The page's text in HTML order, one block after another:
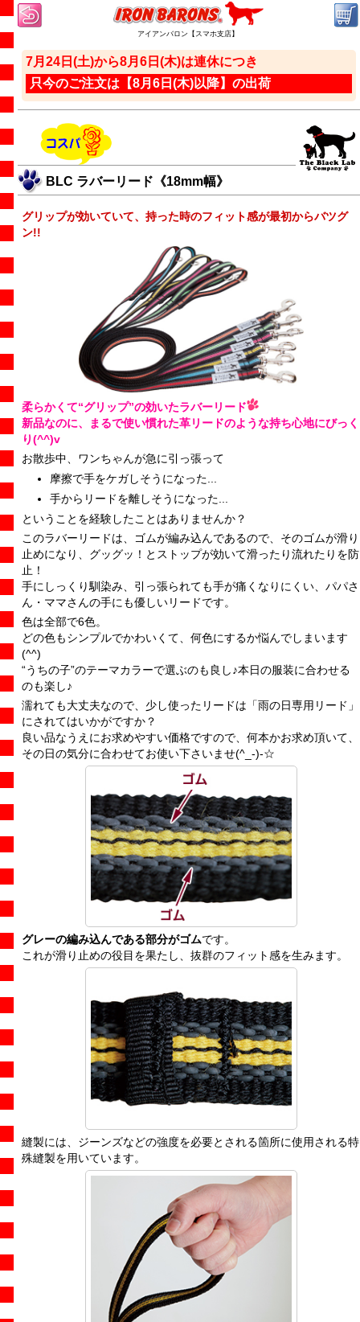
アイアンバロン【スマホ支店】
7月24日(土)から8月6日(木)は連休につき
只今のご注文は【8月6日(木)以降】の出荷
BLC ラバーリード《18mm幅》
グリップが効いていて、持った時のフィット感が最初からバツグ
ン!!
柔らかくて“グリップ”の効いたラバーリード
新品なのに、まるで使い慣れた革リードのような持ち心地にびっく
り(^^)v
お散歩中、ワンちゃんが急に引っ張って
摩擦で手をケガしそうになった...
手からリードを離しそうになった...
ということを経験したことはありませんか？
このラバーリードは、
ゴムが編み込んであるので、そのゴムが滑り
止めになり、グッグッ！とストップが効いて滑ったり流れたりを防
止！
手にしっくり馴染み、引っ張られても手が痛くなりにくい、パパさ
ん・ママさんの手にも優しいリードです。
色は全部で6色。
どの色もシンプルでかわいくて、何色にするか悩んでしまいます
(^^)
“うちの子”のテーマカラーで選ぶのも良し♪本日の服装に合わせる
のも楽し♪
濡れても大丈夫なので、少し使ったリードは「雨の日専用リード」
にされてはいかがですか？
良い品なうえにお求めやすい価格ですので、何本かお求め頂いて、
その日の気分に合わせてお使い下さいませ(^_-)-☆
グレーの編み込んである部分がゴムです。
これが滑り止めの役目を果たし、抜群のフィット感を生みます。
縫製には、ジーンズなどの強度を必要とされる箇所に使用される特
殊縫製を用いています。